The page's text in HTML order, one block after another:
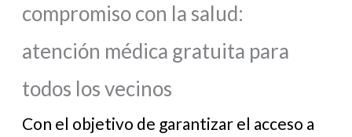
compromiso con la salud:
atención médica gratuita para
todos los vecinos
Con el objetivo de garantizar el acceso a